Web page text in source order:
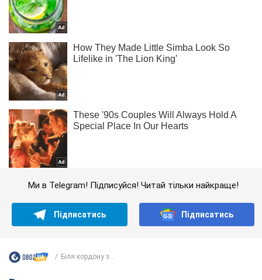
Ми в Telegram! Підписуйся! Читай тільки найкраще!
Підписатись Підписатись
Біля кордону з...